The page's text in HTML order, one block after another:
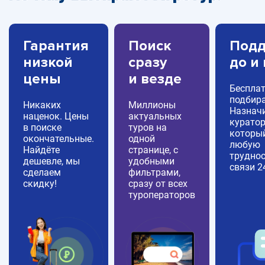
Гарантия
низкой
цены
Никаких
наценок. Цены
в поиске
окончательные.
Найдёте
дешевле, мы
сделаем
скидку!
Поиск
сразу
и везде
Миллионы
актуальных
туров на
одной
странице, с
удобными
фильтрами,
сразу от всех
туроператоров
до и
любую
связи